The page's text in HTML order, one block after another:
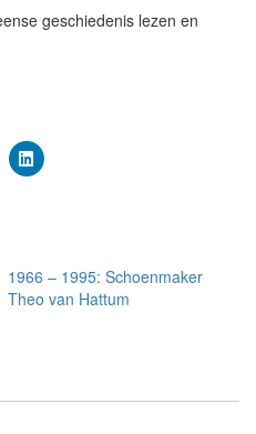
geschiedenis lezen en
1966 – 1995: Schoenmaker
Theo van Hattum